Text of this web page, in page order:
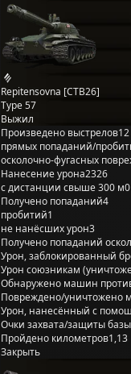
Repitensovna [CTB26]
Type 57
Выжил
Произведено выстрелов12
прямых попаданий/
осколочно-фугасных
Нанесение урона2326
с дистанции свыше 300 м0
Получено попаданий4
пробитий1
не нанёсших урон3
Получено попаданий
Урон, заблокированный
Урон союзникам
Обнаружено машин
Повреждено/уничтожено
Урон, нанесённый с
Очки захвата/защиты базы
Пройдено километров1,13
Закрыть